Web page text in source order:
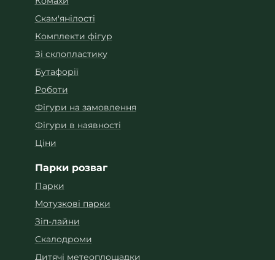
Скам'янілості
Комплекти фігур
Зі склопластику
Бутафорії
Роботи
Фігури на замовлення
Фігури в наявності
Ціни
Парки розваг
Парки
Мотузкові парки
Зіп-лайни
Скалодроми
Дитячі метеоплощадки